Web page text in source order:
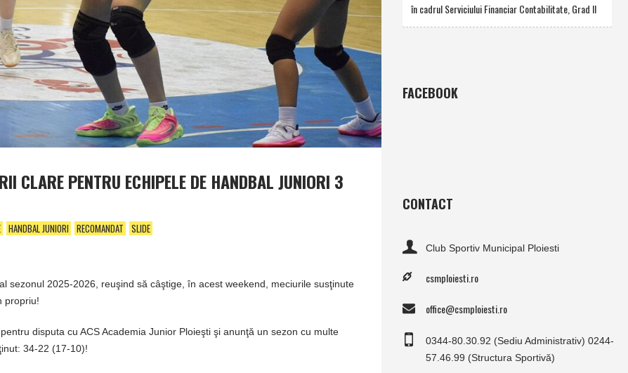
CLARE PENTRU ECHIPELE DE HANDBAL JUNIORI 3
HANDBAL JUNIORI RECOMANDAT SLIDE
sezonul 2025-2026, reuşind să câştige, în acest weekend, meciurile susţinute
propriu!
disputa cu ACS Academia Junior Ploieşti şi anunţă un sezon cu multe
34-22 (17-10)!
în cadrul Serviciului Financiar Contabilitate, Grad II
FACEBOOK
CONTACT
Club Sportiv Municipal Ploiesti
csmploiesti.ro
office@csmploiesti.ro
0344-80.30.92 (Sediu Administrativ) 0244-
57.46.99 (Structura Sportivă)